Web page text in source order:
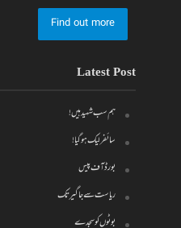
Find out more
Latest Post
ہم سب شہید ہیں!
سائفر لیک ہو گیا!
بورڈ آف پیس
ریاست سے جاگیر تک
بوٹوں کو سجدے